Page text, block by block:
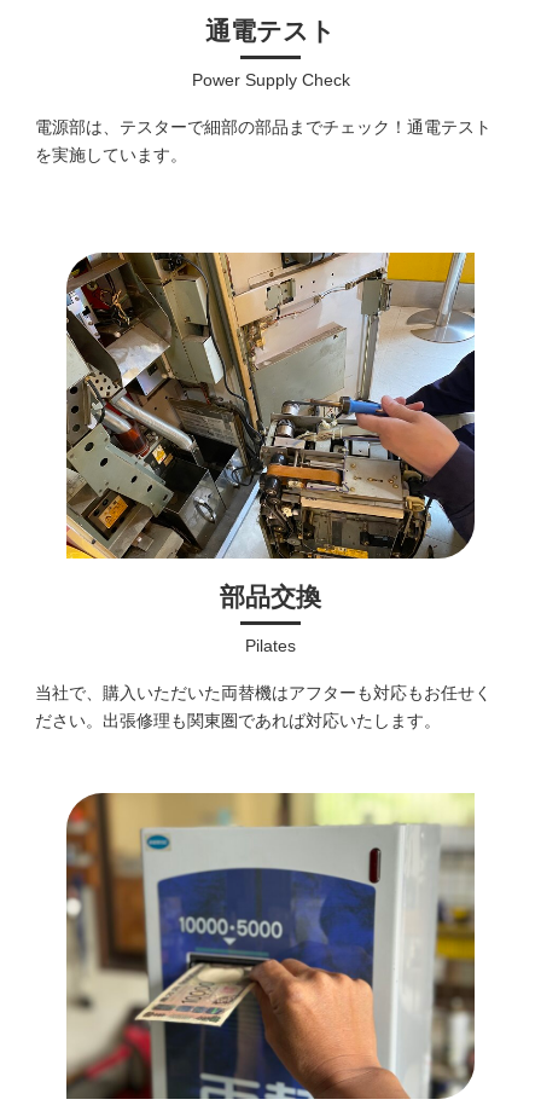
通電テスト
Power Supply Check
電源部は、テスターで細部の部品までチェック！通電テスト
を実施しています。
部品交換
Pilates
当社で、購入いただいた両替機はアフターも対応もお任せく
ださい。出張修理も関東圏であれば対応いたします。